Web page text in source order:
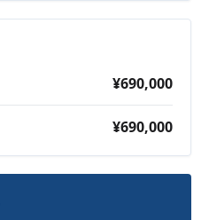
¥690,000
¥690,000